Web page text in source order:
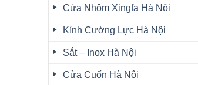
Cửa Nhôm Xingfa Hà Nội
Kính Cường Lực Hà Nội
Sắt – Inox Hà Nội
Cửa Cuốn Hà Nội